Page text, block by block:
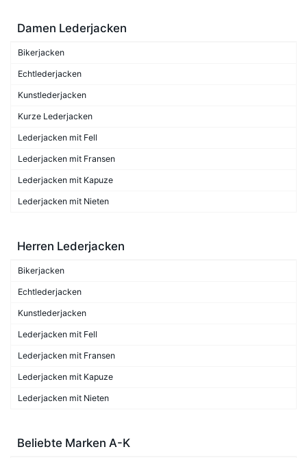
Damen Lederjacken
Bikerjacken
Echtlederjacken
Kunstlederjacken
Kurze Lederjacken
Lederjacken mit Fell
Lederjacken mit Fransen
Lederjacken mit Kapuze
Lederjacken mit Nieten
Herren Lederjacken
Bikerjacken
Echtlederjacken
Kunstlederjacken
Lederjacken mit Fell
Lederjacken mit Fransen
Lederjacken mit Kapuze
Lederjacken mit Nieten
Beliebte Marken A-K